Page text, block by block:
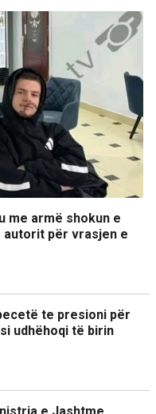
me armë shokun e
për vrasjen e
te presioni për
udhëhoqi të birin